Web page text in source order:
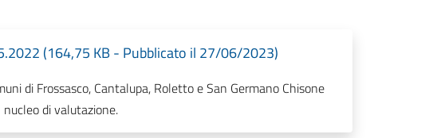
(164,75 KB - Pubblicato il 27/06/2023)
di Frossasco, Cantalupa, Roletto e San Germano Chisone
di valutazione.